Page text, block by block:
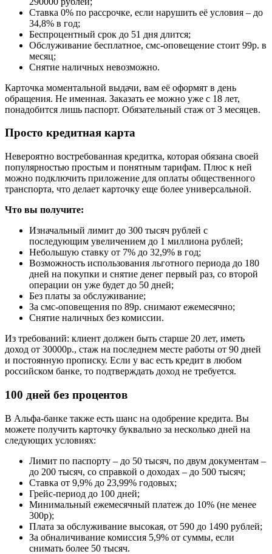
Ставка 0% по рассрочке, если нарушить её условия – до
34,8% в год;
Беспроцентный срок до 51 дня длится;
Обслуживание бесплатное, смс-оповещение стоит 99р. в
месяц;
Снятие наличных невозможно.
Карточка моментальной выдачи, вам её оформят в день
обращения. Не именная. Заказать ее можно уже с 18 лет,
понадобится лишь паспорт. Обязательный стаж от 3 месяцев.
Просто кредитная карта
Невероятно востребованная кредитка, которая обязана своей
популярностью простым и понятным тарифам. Плюс к ней
можно подключить приложение для оплаты общественного
транспорта, что делает карточку еще более универсальной.
Что вы получите:
Изначальный лимит до 300 тысяч рублей с
последующим увеличением до 1 миллиона рублей;
Небольшую ставку от 7% до 32,9% в год;
Возможность использования льготного периода до 180
дней на покупки и снятие денег первый раз, со второй
операции он уже будет до 50 дней;
Без платы за обслуживание;
За смс-оповещения по 89р. снимают ежемесячно;
Снятие наличных без комиссии.
Из требований: клиент должен быть старше 20 лет, иметь
доход от 30000р., стаж на последнем месте работы от 90 дней
и постоянную прописку. Если у вас есть кредит в любом
российском банке, то подтверждать доход не требуется.
100 дней без процентов
В Альфа-банке также есть шанс на одобрение кредита. Вы
можете получить карточку буквально за несколько дней на
следующих условиях:
Лимит по паспорту – до 50 тысяч, по двум документам –
до 200 тысяч, со справкой о доходах – до 500 тысяч;
Ставка от 9,9% до 23,99% годовых;
Грейс-период до 100 дней;
Минимальный ежемесячный платеж до 10% (не менее
300р);
Плата за обслуживание высокая, от 590 до 1490 рублей;
За обналичивание комиссия 5,9% от суммы, если
снимать более 50 тысяч.